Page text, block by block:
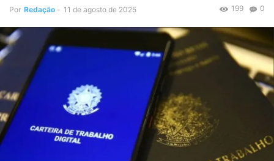
Por Redação - 11 de agosto de 2025 0
199